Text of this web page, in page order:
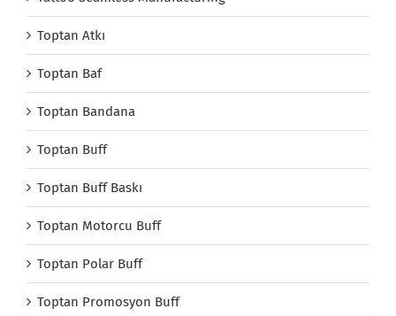
Toptan Atkı
Toptan Baf
Toptan Bandana
Toptan Buff
Toptan Buff Baskı
Toptan Motorcu Buff
Toptan Polar Buff
Toptan Promosyon Buff